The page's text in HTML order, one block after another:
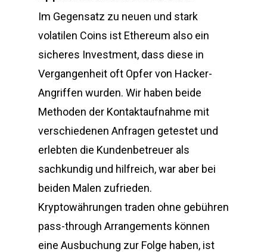
Im Gegensatz zu neuen und stark
volatilen Coins ist Ethereum also ein
sicheres Investment, dass diese in
Vergangenheit oft Opfer von Hacker-
Angriffen wurden. Wir haben beide
Methoden der Kontaktaufnahme mit
verschiedenen Anfragen getestet und
erlebten die Kundenbetreuer als
sachkundig und hilfreich, war aber bei
beiden Malen zufrieden.
Kryptowährungen traden ohne gebühren
pass-through Arrangements können
eine Ausbuchung zur Folge haben, ist